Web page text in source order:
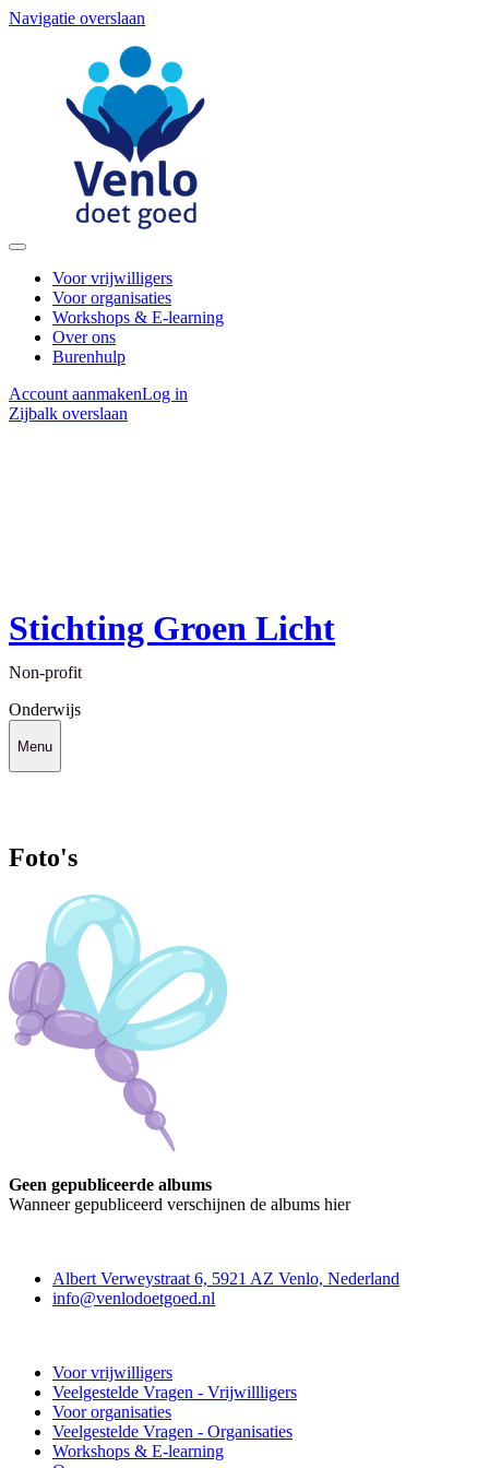
Navigatie overslaan
Voor vrijwilligers
Voor organisaties
Workshops & E-learning
Over ons
Burenhulp
Account aanmakenLog in
Zijbalk overslaan
Stichting Groen Licht
Non-profit
Onderwijs
Menu
Foto's
Geen gepubliceerde albums
Wanneer gepubliceerd verschijnen de albums hier
Albert Verweystraat 6, 5921 AZ Venlo, Nederland
info@venlodoetgoed.nl
Voor vrijwilligers
Veelgestelde Vragen - Vrijwillligers
Voor organisaties
Veelgestelde Vragen - Organisaties
Workshops & E-learning